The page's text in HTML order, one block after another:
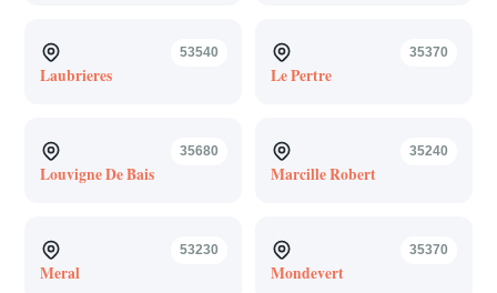
53540
Laubrieres
35370
Le Pertre
35680
Louvigne De Bais
35240
Marcille Robert
53230
Meral
35370
Mondevert